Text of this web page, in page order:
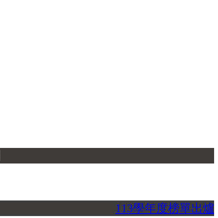
113學年度榜單出爐